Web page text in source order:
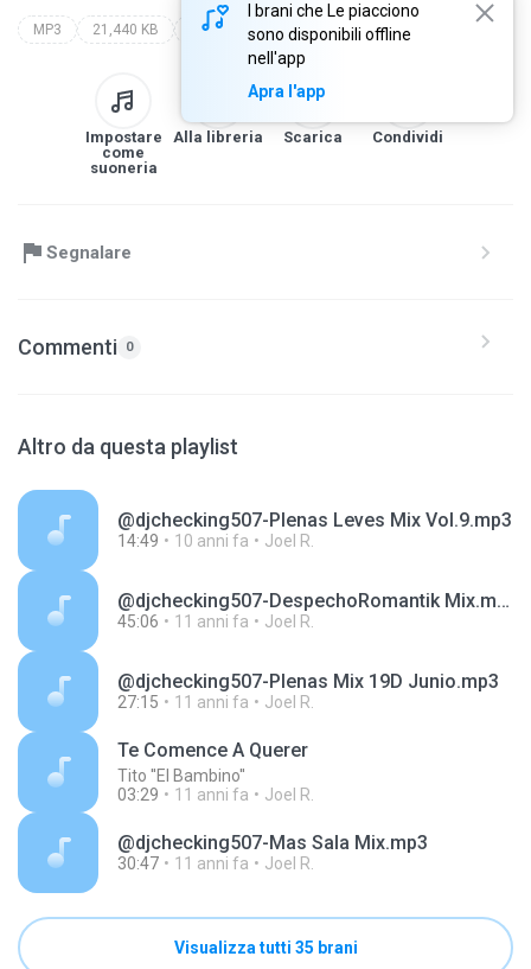
I brani che Le piacciono
sono disponibili offline
nell'app
Apra l'app
MP3 21,440 KB Bachata dj checking
Impostare
come
suoneria
Alla libreria Scarica Condividi
Segnalare
Commenti 0
Altro da questa playlist
@djchecking507-Plenas Leves Mix Vol.9.mp3
14:49 10 anni fa Joel R.
@djchecking507-DespechoRomantik Mix.mp3
45:06 11 anni fa Joel R.
@djchecking507-Plenas Mix 19D Junio.mp3
27:15 11 anni fa Joel R.
Te Comence A Querer
Tito ''El Bambino''
03:29
11 anni fa Joel R.
@djchecking507-Mas Sala Mix.mp3
30:47 11 anni fa Joel R.
Visualizza tutti 35 brani